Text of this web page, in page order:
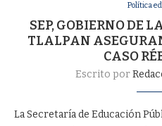
Política
SEP, GOBIERNO DE
TLALPAN
CASO
Escrito por
La Secretaría de Educación